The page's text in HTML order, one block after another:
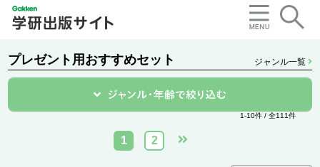
プレゼント用おすすめセット ジャンル一覧
1-10件 / 全111件
1 2